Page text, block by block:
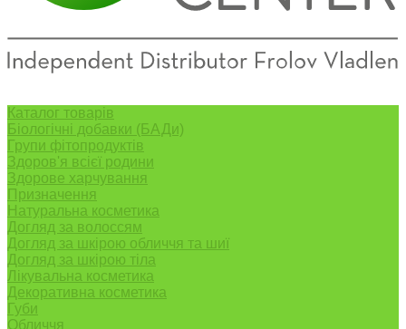
Каталог товарів
Біологічні добавки (БАДи)
Групи фітопродуктів
Здоров'я всієї родини
Здорове харчування
Призначення
Натуральна косметика
Догляд за волоссям
Догляд за шкірою обличчя та шиї
Догляд за шкірою тіла
Лікувальна косметика
Декоративна косметика
Губи
Обличчя